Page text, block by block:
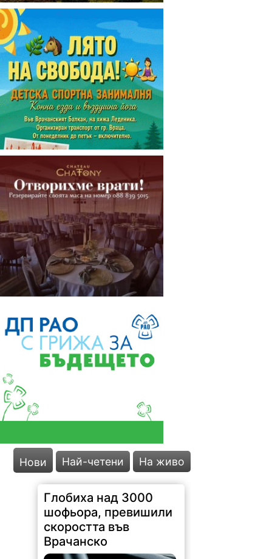
Нови Най-четени На живо
Глобиха над 3000
шофьора, превишили
скоростта във
Врачанско